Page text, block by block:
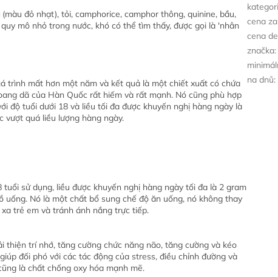
đỏ nhạt), tỏi, camphorice, camphor thông, quinine, bầu,
mô nhỏ trong nước, khó có thể tìm thấy, được gọi là 'nhân
trình mất hơn một năm và kết quả là một chiết xuất có chứa
dã của Hàn Quốc rất hiếm và rất mạnh. Nó cũng phù hợp
độ tuổi dưới 18 và liều tối đa được khuyến nghị hàng ngày là
vượt quá liều lượng hàng ngày.
sử dụng, liều được khuyến nghị hàng ngày tối đa là 2 gram
Nó là một chất bổ sung chế độ ăn uống, nó không thay
trẻ em và tránh ánh nắng trực tiếp.
thiện trí nhớ, tăng cường chức năng não, tăng cường và kéo
đối phó với các tác động của stress, điều chỉnh đường và
là chất chống oxy hóa mạnh mẽ.
cena
cena
značka:
na dnů: